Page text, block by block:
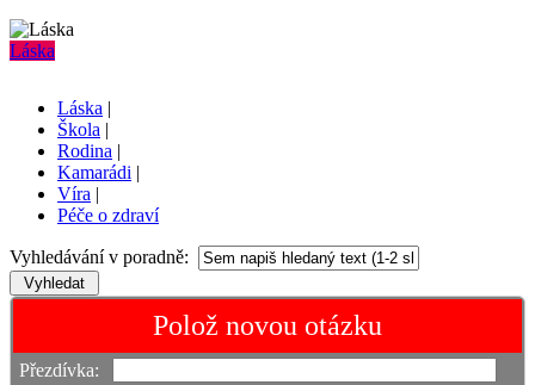
Láska
Láska |
Škola |
Rodina |
Kamarádi |
Víra |
Péče o zdraví
Vyhledávání v poradně:
Polož novou otázku
Přezdívka: